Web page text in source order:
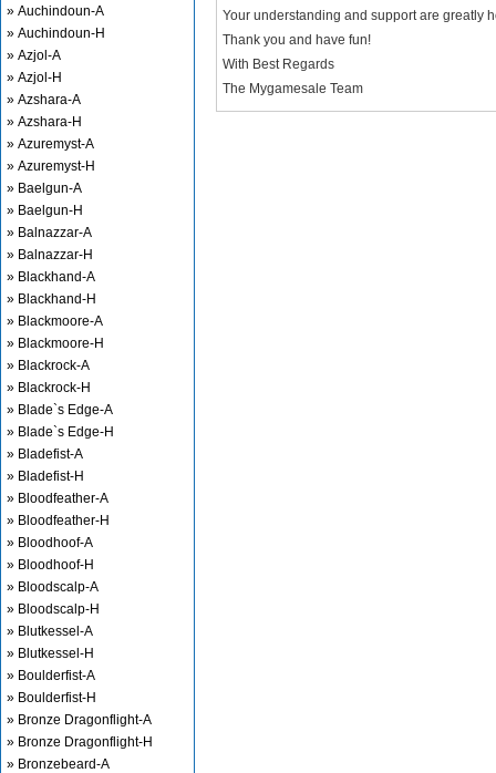
» Auchindoun-A
» Auchindoun-H
» Azjol-A
» Azjol-H
» Azshara-A
» Azshara-H
» Azuremyst-A
» Azuremyst-H
» Baelgun-A
» Baelgun-H
» Balnazzar-A
» Balnazzar-H
» Blackhand-A
» Blackhand-H
» Blackmoore-A
» Blackmoore-H
» Blackrock-A
» Blackrock-H
» Blade`s Edge-A
» Blade`s Edge-H
» Bladefist-A
» Bladefist-H
» Bloodfeather-A
» Bloodfeather-H
» Bloodhoof-A
» Bloodhoof-H
» Bloodscalp-A
» Bloodscalp-H
» Blutkessel-A
» Blutkessel-H
» Boulderfist-A
» Boulderfist-H
» Bronze Dragonflight-A
» Bronze Dragonflight-H
» Bronzebeard-A
Your understanding and support are greatly
Thank you and have fun!
With Best Regards
The Mygamesale Team